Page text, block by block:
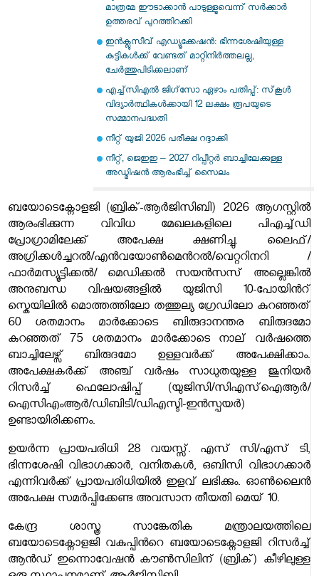
മാത്രമേ ഈടാക്കാന്‍ പാടുള്ളൂവെന്ന് സര്‍ക്കാര്‍
ഉത്തരവ് പുറത്തിറക്കി
ഇൻക്ലൂസീവ് എഡ്യൂക്കേഷൻ: ഭിന്നശേഷിയുള്ള
കുട്ടികൾക്ക് വേണ്ടത് മാറ്റിനിർത്തലല്ല,
ചേർത്തുപിടിക്കലാണ്
എച്ച്‌സിഎൽ ജിഗ്‌സോ ഏഴാം പതിപ്പ്: സ്‌കൂൾ
വിദ്യാർത്ഥികൾക്കായി 12 ലക്ഷം രൂപയുടെ
സമ്മാനപദ്ധതി
നീറ്റ് യുജി 2026 പരീക്ഷ റദ്ദാക്കി
നീറ്റ്, ജെഇഇ – 2027 റിപ്പീറ്റർ ബാച്ചിലേക്കുള്ള
അഡ്മിഷൻ ആരംഭിച്ച് സൈലം
ബയോടെക്നോളജി (ബ്രിക്-ആര്‍ജിസിബി) 2026 ആഗസ്റ്റില്‍
ആരംഭിക്കുന്ന വിവിധ മേഖലകളിലെ പിഎച്ച്ഡി
പ്രോഗ്രാമിലേക്ക് അപേക്ഷ ക്ഷണിച്ചു. ലൈഫ്/
അഗ്രിക്കള്‍ച്ചറല്‍/എന്‍വയോണ്‍മെന്‍റല്‍/വെറ്ററിനറി /
ഫാര്‍മസ്യൂട്ടിക്കല്‍/ മെഡിക്കല്‍ സയന്‍സസ് അല്ലെങ്കില്‍
അനുബന്ധ വിഷയങ്ങളില്‍ യുജിസി 10-പോയിന്‍റ്
സ്കെയിലില്‍ മൊത്തത്തിലോ തത്തുല്യ ഗ്രേഡിലോ കുറഞ്ഞത്
60 ശതമാനം മാര്‍ക്കോടെ ബിരുദാനന്തര ബിരുദമോ
കുറഞ്ഞത് 75 ശതമാനം മാര്‍ക്കോടെ നാല് വര്‍ഷത്തെ
ബാച്ചിലേഴ്സ് ബിരുദമോ ഉള്ളവര്‍ക്ക് അപേക്ഷിക്കാം.
അപേക്ഷകര്‍ക്ക് അഞ്ച് വര്‍ഷം സാധുതയുള്ള ജൂനിയര്‍
റിസര്‍ച്ച് ഫെലോഷിപ്പ് (യുജിസി/സിഎസ്ഐആര്‍/
ഐസിഎംആര്‍/ഡിബിടി/ഡിഎസ്ടി-ഇന്‍സ്പയര്‍)
ഉണ്ടായിരിക്കണം.
ഉയര്‍ന്ന പ്രായപരിധി 28 വയസ്സ്. എസ് സി/എസ് ടി,
ഭിന്നശേഷി വിഭാഗക്കാര്‍, വനിതകള്‍, ഒബിസി വിഭാഗക്കാര്‍
എന്നിവര്‍ക്ക് പ്രായപരിധിയില്‍ ഇളവ് ലഭിക്കും. ഓണ്‍ലൈന്‍
അപേക്ഷ സമര്‍പ്പിക്കേണ്ട അവസാന തീയതി മെയ് 10.
കേന്ദ്ര ശാസ്ത്ര സാങ്കേതിക മന്ത്രാലയത്തിലെ
ബയോടെക്നോളജി വകുപ്പിന്‍റെ ബയോടെക്നോളജി റിസര്‍ച്ച്
ആന്‍ഡ് ഇന്നൊവേഷന്‍ കൗണ്‍സിലിന് (ബ്രിക്) കീഴിലുള്ള